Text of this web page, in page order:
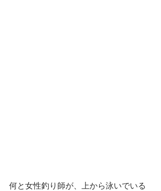
何と女性釣り師が、上から泳いでいる